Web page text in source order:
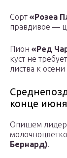
Сорт «Розеа
правдивое —
Пион «Ред
куст не
листва к
конце
Опишем
Бернард).